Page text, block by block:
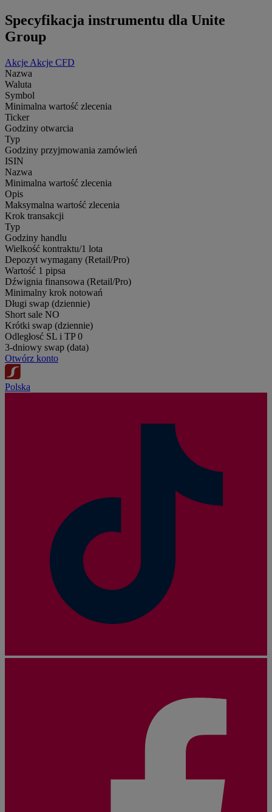
Specyfikacja instrumentu dla Unite
Group
Akcje Akcje CFD
Nazwa
Waluta
Symbol
Minimalna wartość zlecenia
Ticker
Godziny otwarcia
Typ
Godziny przyjmowania zamówień
ISIN
Nazwa
Minimalna wartość zlecenia
Opis
Maksymalna wartość zlecenia
Krok transakcji
Typ
Godziny handlu
Wielkość kontraktu/1 lota
Depozyt wymagany (Retail/Pro)
Wartość 1 pipsa
Dźwignia finansowa (Retail/Pro)
Minimalny krok notowań
Długi swap (dziennie)
Short sale NO
Krótki swap (dziennie)
Odległosć SL i TP 0
3-dniowy swap (data)
Otwórz konto
Polska